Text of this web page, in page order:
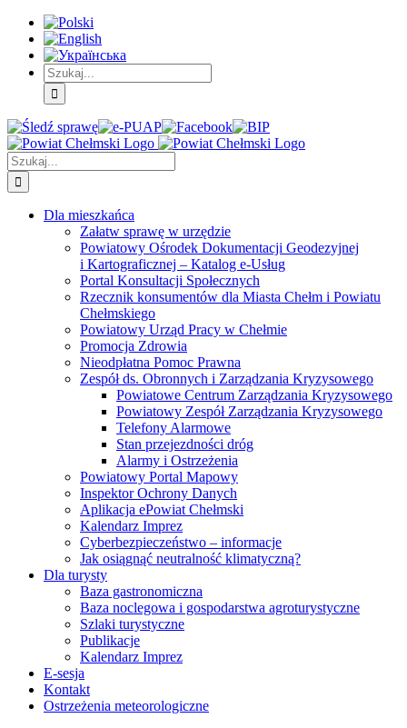
Skip
Treść
główna
Skip
Menu
główne
Skip
Menu
dodatkowe
Szukaj
Śledź
sprawę
E-
PUAP
Facebook BIP Instagram
Szukaj
Dla mieszkańca
Załatw sprawę w urzędzie
Powiatowy Ośrodek Dokumentacji Geodezyjnej
i Kartograficznej – Katalog e-Usług
Portal Konsultacji Społecznych
Rzecznik konsumentów dla Miasta Chełm i Powiatu
Chełmskiego
Powiatowy Urząd Pracy w Chełmie
Promocja Zdrowia
Nieodpłatna Pomoc Prawna
Zespół ds. Obronnych i Zarządzania Kryzysowego
Powiatowe Centrum Zarządzania Kryzysowego
Powiatowy Zespół Zarządzania Kryzysowego
Telefony Alarmowe
Stan przejezdności dróg
Alarmy i Ostrzeżenia
Powiatowy Portal Mapowy
Inspektor Ochrony Danych
Aplikacja ePowiat Chełmski
Kalendarz Imprez
Cyberbezpieczeństwo – informacje
Jak osiągnąć neutralność klimatyczną?
Dla turysty
Baza gastronomiczna
Baza noclegowa i gospodarstwa agroturystyczne
Szlaki turystyczne
Publikacje
Kalendarz Imprez
E-sesja
Kontakt
Ostrzeżenia meteorologiczne